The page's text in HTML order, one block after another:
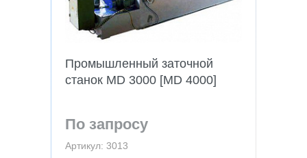
Промышленный заточной
станок MD 3000 [MD 4000]
По запросу
Артикул: 3013